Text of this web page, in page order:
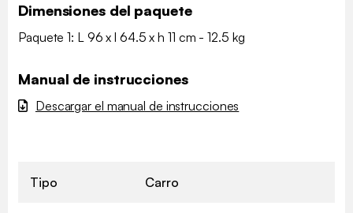
Dimensiones del paquete
Paquete 1: L 96 x l 64.5 x h 11 cm - 12.5 kg
Manual de instrucciones
Descargar el manual de instrucciones
Tipo Carro